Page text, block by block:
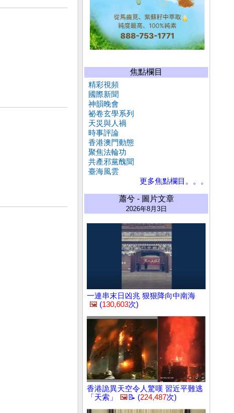
焦點欄目
精彩視頻
國際新聞
神韻晚會
祕卷玄學系列
天災與人禍
時事評論
香港澳門動態
聚焦法輪功
共產邪黨醜聞
臺海風雲
更多焦點欄目。。。
蕭兮 - 圖片文章
2026年8月3日
一連串末日凶兆 狠狠降向中南海
🖼️ (130,603次)
香港詭異天空令人驚嘆 習近平難逃
「天索」
🖼️📝 (224,487次)